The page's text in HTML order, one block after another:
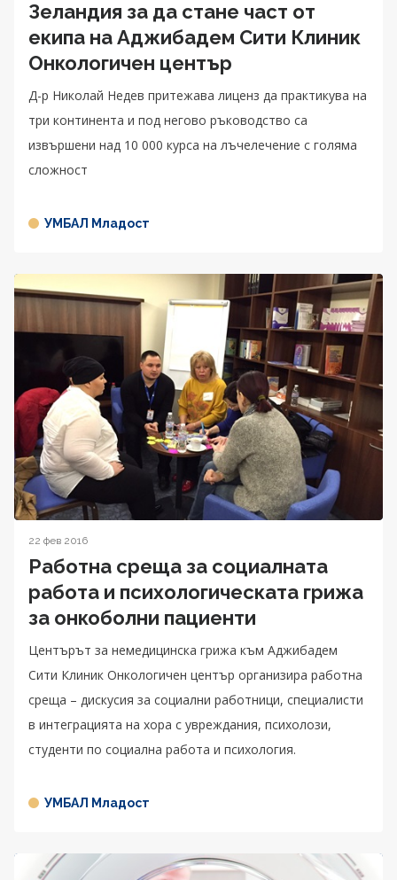
Зеландия за да стане част от
екипа на Аджибадем Сити Клиник
Онкологичен център
Д-р Николай Недев притежава лиценз да практикува на
три континента и под негово ръководство са
извършени над 10 000 курса на лъчелечение с голяма
сложност
УМБАЛ Младост
22 фев 2016
Работна среща за социалната
работа и психологическата грижа
за онкоболни пациенти
Центърът за немедицинска грижа към Аджибадем
Сити Клиник Онкологичен център организира работна
среща – дискусия за социални работници, специалисти
в интеграцията на хора с увреждания, психолози,
студенти по социална работа и психология.
УМБАЛ Младост